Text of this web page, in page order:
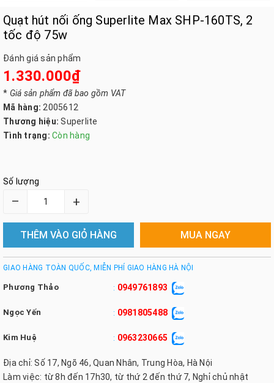
Quạt hút nối ống Superlite Max SHP-160TS, 2
tốc độ 75w
Đánh giá sản phẩm
1.330.000₫
* Giá sản phẩm đã bao gồm VAT
Mã hàng: 2005612
Thương hiệu: Superlite
Tình trạng: Còn hàng
Số lượng
– +
THÊM VÀO GIỎ HÀNG MUA NGAY
GIAO HÀNG TOÀN QUỐC, MIỄN PHÍ GIAO HÀNG HÀ NỘI
Phương Thảo : 0949761893
Ngọc Yến : 0981805488
Kim Huệ : 0963230665
Địa chỉ: Số 17, Ngõ 46, Quan Nhân, Trung Hòa, Hà Nội
Làm việc: từ 8h đến 17h30, từ thứ 2 đến thứ 7, Nghỉ chủ nhật